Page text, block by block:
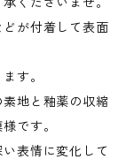
が付着して表面
す。
地と釉薬の収縮
です。
表情に変化して